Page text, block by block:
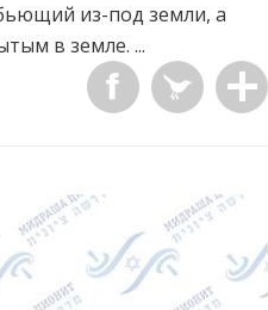
из-под земли, а
в земле. ...